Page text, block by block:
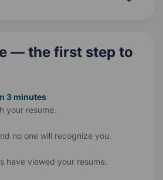
— the first step to
3 minutes
your resume.
no one will recognize you.
have viewed your resume.